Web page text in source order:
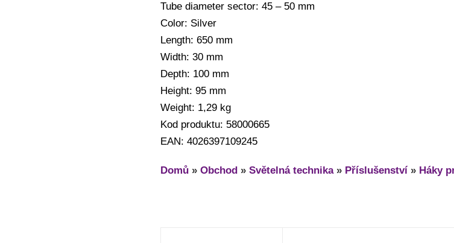
Tube diameter sector: 45 – 50 mm
Color: Silver
Length: 650 mm
Width: 30 mm
Depth: 100 mm
Height: 95 mm
Weight: 1,29 kg
Kod produktu: 58000665
EAN: 4026397109245
Domů » Obchod » Světelná technika» Příslušenství » Háky